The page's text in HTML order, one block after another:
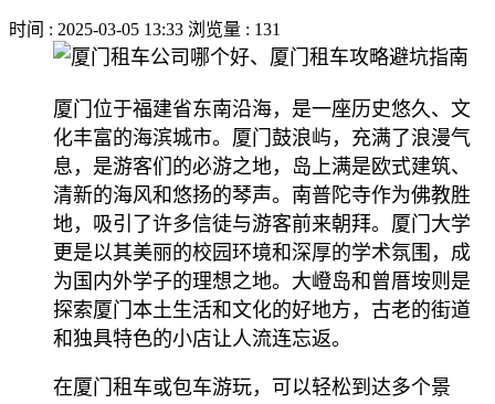
时间 : 2025-03-05 13:33 浏览量 : 131
厦门位于福建省东南沿海，是一座历史悠久、文
化丰富的海滨城市。厦门鼓浪屿，充满了浪漫气
息，是游客们的必游之地，岛上满是欧式建筑、
清新的海风和悠扬的琴声。南普陀寺作为佛教胜
地，吸引了许多信徒与游客前来朝拜。厦门大学
更是以其美丽的校园环境和深厚的学术氛围，成
为国内外学子的理想之地。大嶝岛和曾厝垵则是
探索厦门本土生活和文化的好地方，古老的街道
和独具特色的小店让人流连忘返。
在厦门租车或包车游玩，可以轻松到达多个景